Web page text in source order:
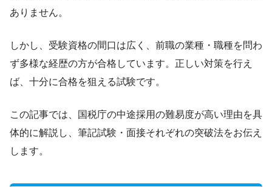
ありません。
しかし、受験資格の間口は広く、前職の業種・職種を問わ
ず多様な経歴の方が合格しています。正しい対策を行え
ば、十分に合格を狙える試験です。
この記事では、国税庁の中途採用の難易度が高い理由を具
体的に解説し、筆記試験・面接それぞれの突破法をお伝え
します。